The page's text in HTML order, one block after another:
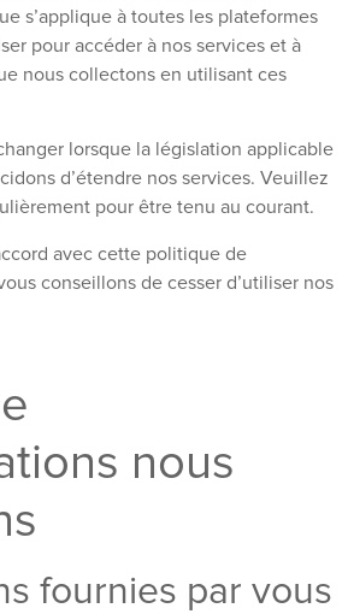
s’applique à toutes les plateformes
pour accéder à nos services et à
nous collectons en utilisant ces
lorsque la législation applicable
d’étendre nos services. Veuillez
pour être tenu au courant.
avec cette politique de
conseillons de cesser d’utiliser nos
nous
fournies par vous